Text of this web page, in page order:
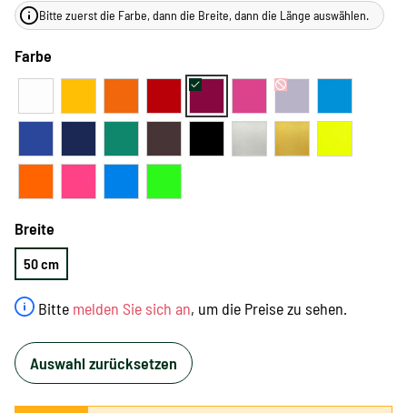
Bitte melden Sie sich an, um die Preise zu sehen.
Bitte zuerst die Farbe, dann die Breite, dann die Länge auswählen.
Farbe
Breite
50 cm
Auswahl zurücksetzen